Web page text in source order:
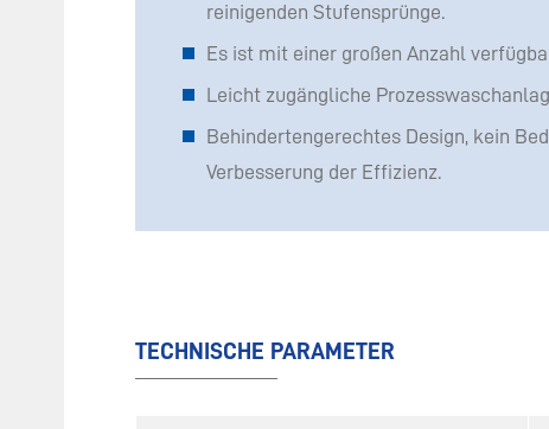
reinigenden Stufensprünge.
Es ist mit einer großen Anzahl
Leicht zugängliche
Behindertengerechtes Design, kein
Verbesserung der Effizienz.
TECHNISCHE PARAMETER